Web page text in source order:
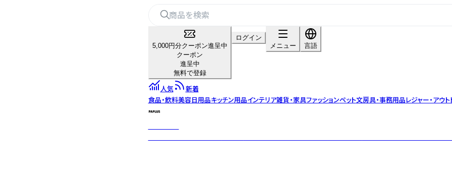
5,000円分クーポン進呈中
クーポン
進呈中
無料で登録
ログイン
メニュー
言語
人気
新着
食品・飲料美容日用品キッチン用品インテリア雑貨・家具ファッションペット文房具・事務用品レジャー・アウト